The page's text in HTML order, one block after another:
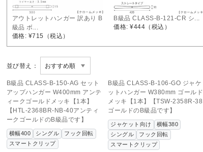
アウトレットハンガー 訳あり B
級品 ボ...
価格: ¥715
（税込）
B級品 CLASS-B-121-CR シ...
価格: ¥444 （税込）
並び替え：
B級品 CLASS-B-150-AG セット
アップハンガー W400mm アンテ
ィークゴールドメッキ【1本】
【HTL-2368BR-NB-40アンティ
ークゴールドのB級品です】
横幅400 シングル
フック回転
スマートクリップ
この商品へのお問い合わせ
B級品 CLASS-B-106-GO ジャケ
ットハンガー W380mm ゴールド
メッキ【1本】【TSW-2358R-38
ゴールドのB級品です】
ジャケット向け
横幅380
シングル
フック回転
スマートクリップ